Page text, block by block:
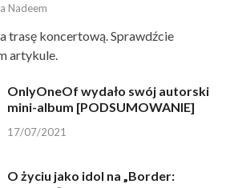
Nadeem
trasę koncertową. Sprawdźcie
artykule.
OnlyOneOf wydało swój autorski
mini-album [PODSUMOWANIE]
17/07/2021
O życiu jako idol na „Border: